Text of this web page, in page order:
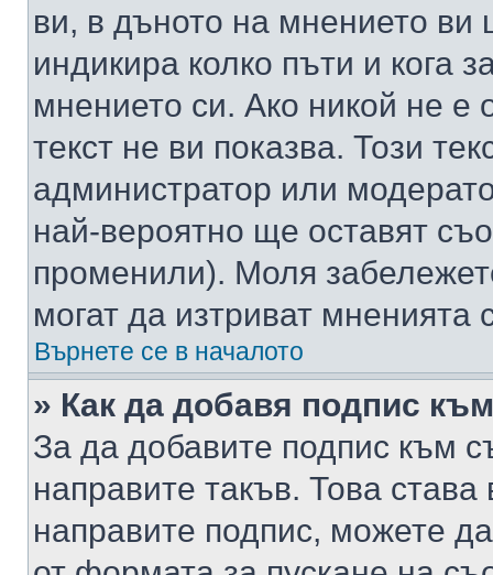
ви, в дъното на мнението ви
индикира колко пъти и кога
мнението си. Ако никой не е
текст не ви показва. Този
администратор или
най-вероятно ще оставят
променили). Моля
могат да изтриват мненията
Върнете се в началото
» Как да добавя подпис
За да добавите подпис към
направите такъв. Това
направите подпис, можете